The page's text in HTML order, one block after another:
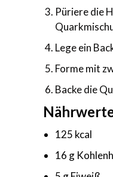
Püriere die
Lege ein
Forme mit
Backe die
125 kcal
16 g